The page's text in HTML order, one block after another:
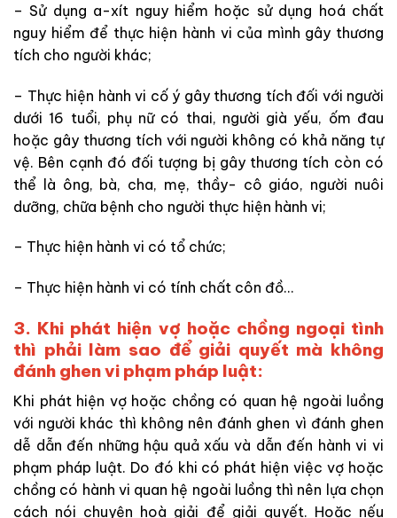
– Sử dụng a-xít nguy hiểm hoặc sử dụng hoá chất
nguy hiểm để thực hiện hành vi của mình gây thương
tích cho người khác;
– Thực hiện hành vi cố ý gây thương tích đối với người
dưới 16 tuổi, phụ nữ có thai, người già yếu, ốm đau
hoặc gây thương tích với người không có khả năng tự
vệ. Bên cạnh đó đối tượng bị gây thương tích còn có
thể là ông, bà, cha, mẹ, thầy- cô giáo, người nuôi
dưỡng, chữa bệnh cho người thực hiện hành vi;
– Thực hiện hành vi có tổ chức;
– Thực hiện hành vi có tính chất côn đồ…
3. Khi phát hiện vợ hoặc chồng ngoại tình
thì phải làm sao để giải quyết mà không
đánh ghen vi phạm pháp luật:
Khi phát hiện vợ hoặc chồng có quan hệ ngoài luồng
với người khác thì không nên đánh ghen vì đánh ghen
dễ dẫn đến những hậu quả xấu và dẫn đến hành vi vi
phạm pháp luật. Do đó khi có phát hiện việc vợ hoặc
chồng có hành vi quan hệ ngoài luồng thì nên lựa chọn
cách nói chuyện hoà giải để giải quyết. Hoặc nếu